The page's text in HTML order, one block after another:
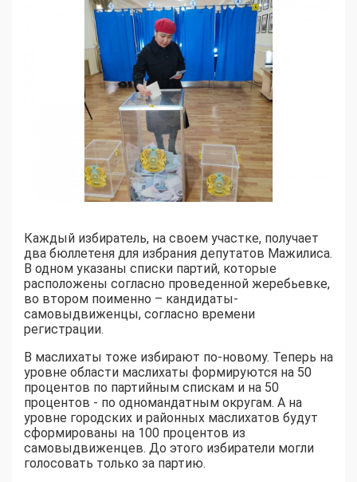
Каждый избиратель, на своем участке, получает
два бюллетеня для избрания депутатов Мажилиса.
В одном указаны списки партий, которые
расположены согласно проведенной жеребьевке,
во втором поименно – кандидаты-
самовыдвиженцы, согласно времени
регистрации.
В маслихаты тоже избирают по-новому. Теперь на
уровне области маслихаты формируются на 50
процентов по партийным спискам и на 50
процентов - по одномандатным округам. А на
уровне городских и районных маслихатов будут
сформированы на 100 процентов из
самовыдвиженцев. До этого избиратели могли
голосовать только за партию.